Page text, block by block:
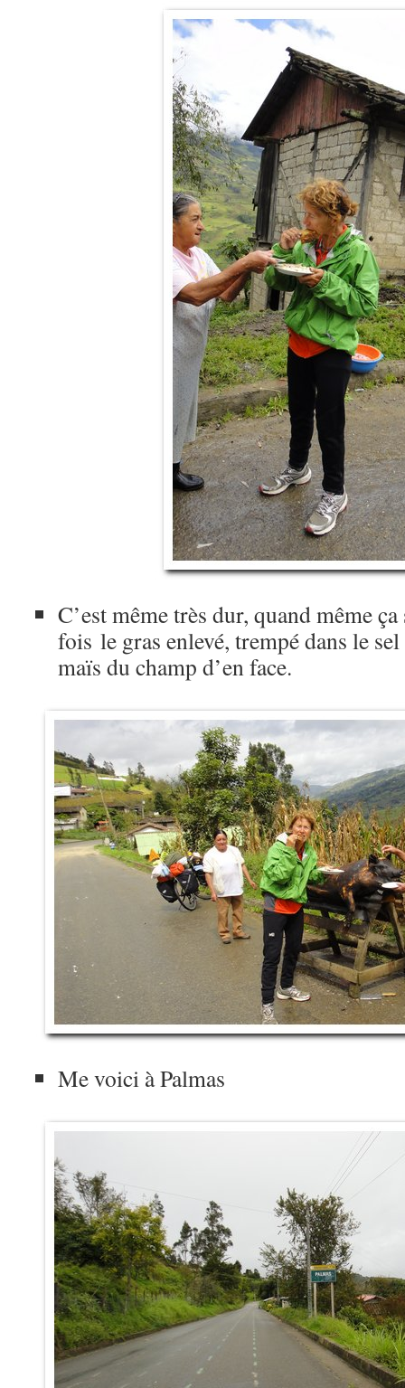
C’est même très dur, quand même
fois le gras enlevé, trempé dans le
maïs du champ d’en face.
Me voici à Palmas